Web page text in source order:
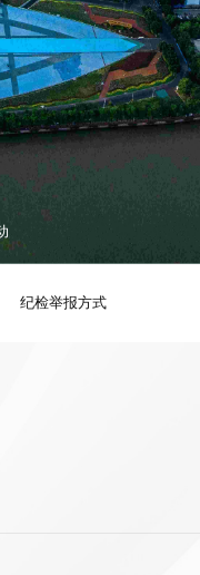
纪检举报方式